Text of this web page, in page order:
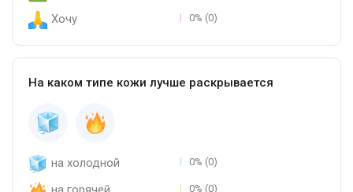
Хочу 0% (0)
На каком типе кожи лучше раскрывается
на холодной 0% (0)
0% (0)